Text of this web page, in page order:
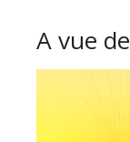
A vue